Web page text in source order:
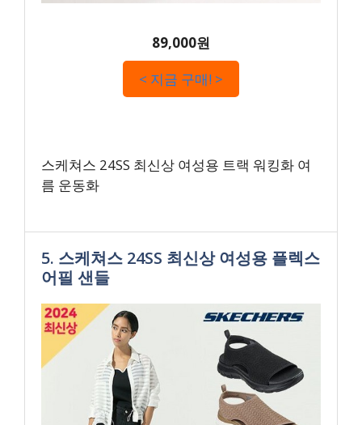
89,000원
< 지금 구매! >
스케쳐스 24SS 최신상 여성용 트랙 워킹화 여
름 운동화
5. 스케쳐스 24SS 최신상 여성용 플렉스
어필 샌들